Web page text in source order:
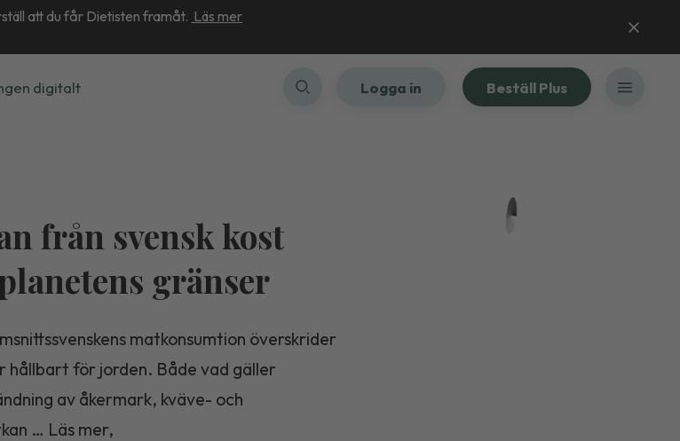
att du får Dietisten framåt. Läs mer
digitalt Logga in Beställ Plus
från svensk kost
gränser
matkonsumtion överskrider
hållbart för jorden. Både vad gäller
av åkermark, kväve- och
… Läs mer,